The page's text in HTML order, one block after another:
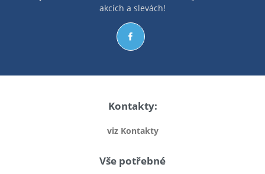
akcích a slevách!
Kontakty:
viz Kontakty
Vše potřebné